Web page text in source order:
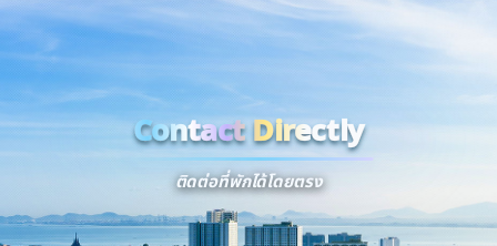
Contact Directly
Contact
ติดต่อที่พักได้โดยตรง